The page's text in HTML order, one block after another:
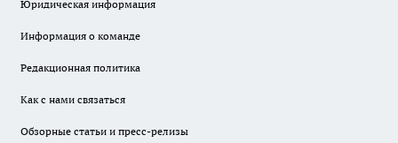
Юридическая информация
Информация о команде
Редакционная политика
Как с нами связаться
Обзорные статьи и пресс-релизы